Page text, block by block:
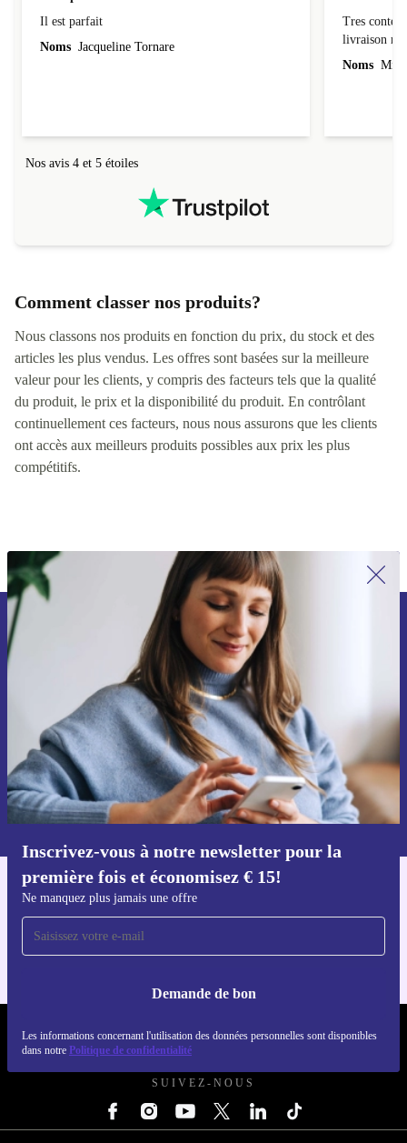
Il est parfait
Il est parfait
Tres
Comment classer nos produits?
Nous classons nos produits en fonction du prix, du stock et des
articles les plus vendus. Les offres sont basées sur la meilleure
valeur pour les clients, y compris des facteurs tels que la qualité
du produit, le prix et la disponibilité du produit. En contrôlant
continuellement ces facteurs, nous nous assurons que les clients
ont accès aux meilleurs produits possibles aux prix les plus
Inscrivez-vous à notre newsletter pour la
première fois et économisez € 15!
Politique de confidentialité
Inscrivez-vous à notre newsletter pour
la première fois et économisez 15 € !
Ne manquez plus aucune offre.
Voucher aanvragen
Retrouvez les informations sur l'utilisation des données personnelles
dans notre
politique de confidentialité.
Téléchargez l'application refurbed
Pour iOS et Android
REFURBED BELGIQUE - RETHINK NEW.
SUIVEZ-NOUS